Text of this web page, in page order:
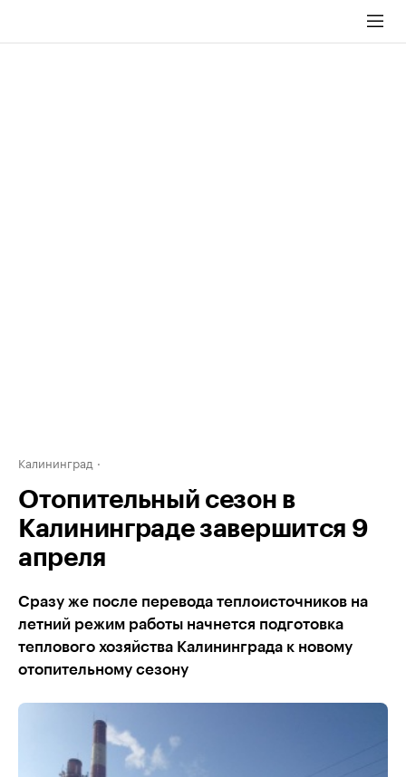
Калининград
Отопительный сезон в
Калининграде завершится 9
апреля
Сразу же после перевода теплоисточников на
летний режим работы начнется подготовка
теплового хозяйства Калининграда к новому
отопительному сезону